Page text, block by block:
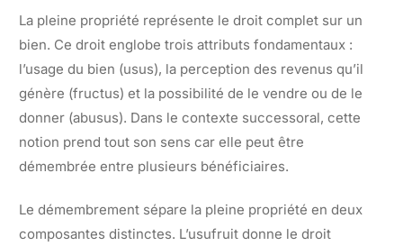
La pleine propriété représente le droit complet sur un
bien. Ce droit englobe trois attributs fondamentaux :
l’usage du bien (usus), la perception des revenus qu’il
génère (fructus) et la possibilité de le vendre ou de le
donner (abusus). Dans le contexte successoral, cette
notion prend tout son sens car elle peut être
démembrée entre plusieurs bénéficiaires.
Le démembrement sépare la pleine propriété en deux
composantes distinctes. L’usufruit donne le droit